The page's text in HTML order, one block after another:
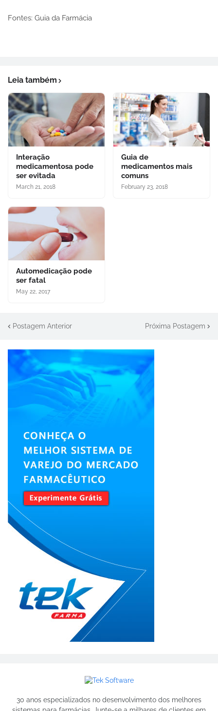
Fontes: Guia da Farmácia
Leia também
Interação
medicamentosa pode
ser evitada
March 21, 2018
Guia de
medicamentos mais
comuns
February 23, 2018
Automedicação pode
ser fatal
May 22, 2017
Postagem Anterior Próxima Postagem
30 anos especializados no desenvolvimento dos melhores